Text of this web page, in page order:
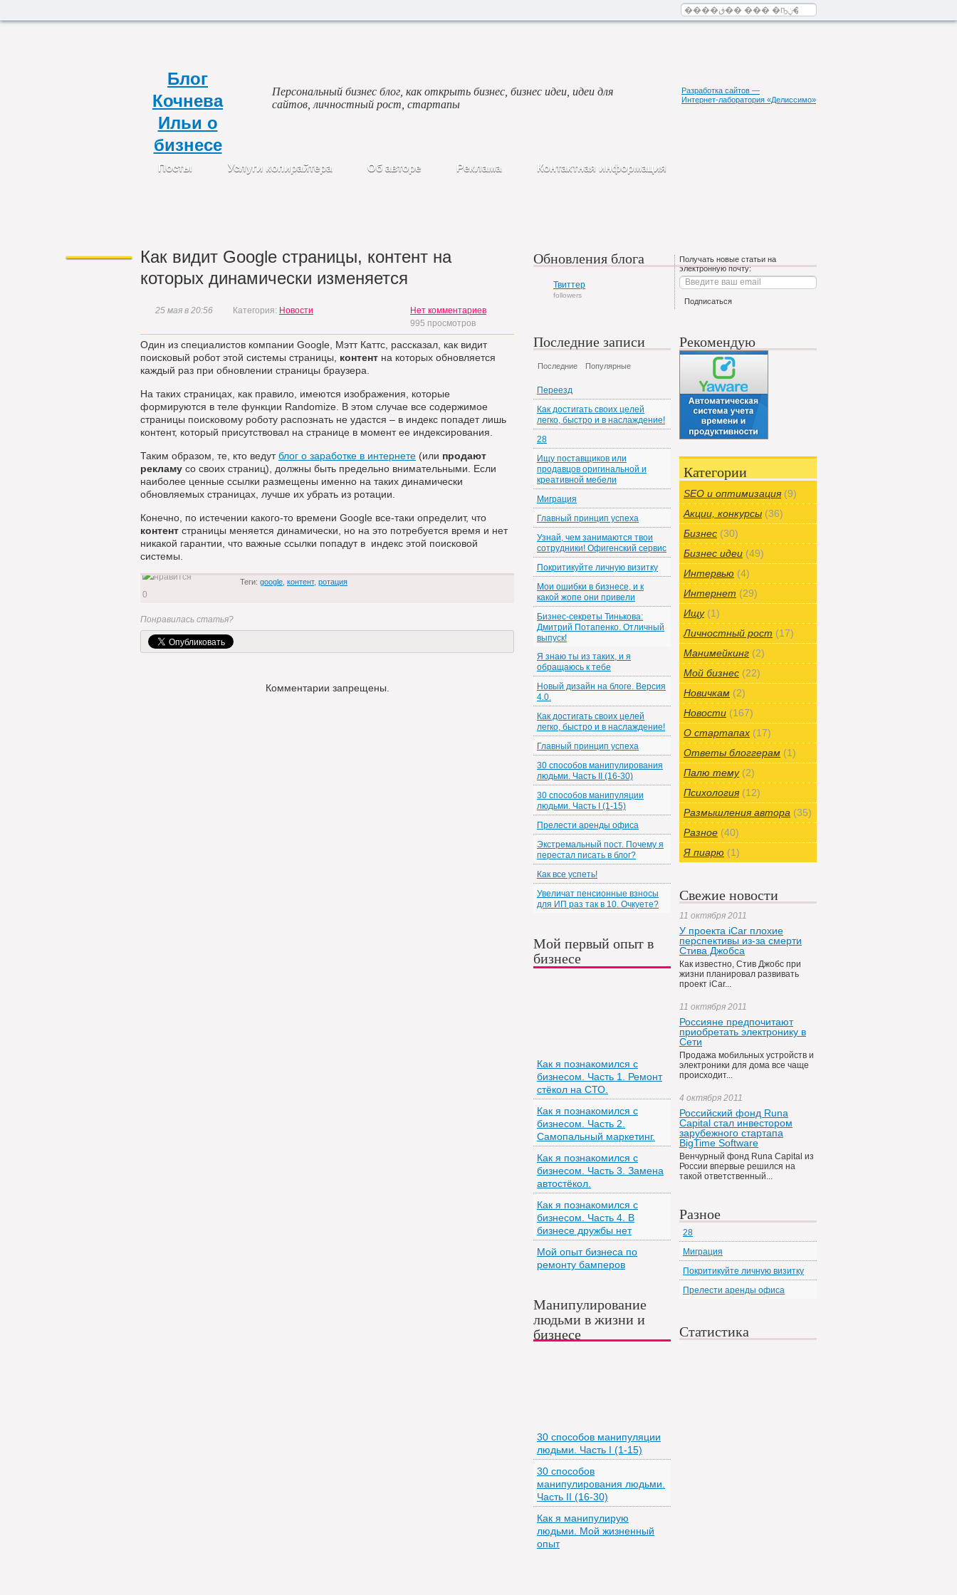
Как видит Google страницы, контент на
которых динамически изменяется
25 мая в 20:56 Категория: Новости
Нет комментариев
995 просмотров
Один из специалистов компании Google, Мэтт Каттс, рассказал, как видит
поисковый робот этой системы страницы, контент на которых обновляется
каждый раз при обновлении страницы браузера.
На таких страницах, как правило, имеются изображения, которые
формируются в теле функции Randomize. В этом случае все содержимое
страницы поисковому роботу распознать не удастся – в индекс попадет лишь
контент, который присутствовал на странице в момент ее индексирования.
Таким образом, те, кто ведутблог о заработке в интернете (или продают
рекламу со своих страниц), должны быть предельно внимательными. Если
наиболее ценные ссылки размещены именно на таких динамически
обновляемых страницах, лучше их убрать из ротации.
Конечно, по истечении какого-то времени Google все-таки определит, что
контент страницы меняется динамически, но на это потребуется время и нет
никакой гарантии, что важные ссылки попадут в индекс этой поисковой
системы.
0
Теги: google контент, ротация
Понравилась статья?
Комментарии запрещены.
Обновления блога
Твиттер
followers
Получать новые статьи на
электронную почту:
Последние записи
Последние Популярные
Переезд
Как достигать своих целей
легко, быстро и в наслаждение!
28
Ищу поставщиков или
продавцов оригинальной и
креативной мебели
Миграция
Главный принцип успеха
Узнай, чем занимаются твои
сотрудники! Офигенский сервис
Покритикуйте личную визитку
Мои ошибки в бизнесе, и к
какой жопе они привели
Бизнес-секреты Тинькова:
Дмитрий Потапенко. Отличный
выпуск!
Я знаю ты из таких, и я
обращаюсь к тебе
Новый дизайн на блоге. Версия
4.0.
Как достигать своих целей
легко, быстро и в наслаждение!
Главный принцип успеха
30 способов манипулирования
людьми. Часть II (16-30)
30 способов манипуляции
людьми. Часть I (1-15)
Прелести аренды офиса
Экстремальный пост. Почему я
перестал писать в блог?
Как все успеть!
Увеличат пенсионные взносы
для ИП раз так в 10. Очкуете?
Мой первый опыт в
бизнесе
Как я познакомился с
бизнесом. Часть 1. Ремонт
стёкол на СТО.
Как я познакомился с
бизнесом. Часть 2.
Самопальный маркетинг.
Как я познакомился с
бизнесом. Часть 3. Замена
автостёкол.
Как я познакомился с
бизнесом. Часть 4. В
бизнесе дружбы нет
Мой опыт бизнеса по
ремонту бамперов
Манипулирование
людьми в жизни и
бизнесе
30 способов манипуляции
людьми. Часть I (1-15)
30 способов
манипулирования людьми.
Часть II (16-30)
Как я манипулирую
людьми. Мой жизненный
опыт
Рекомендую
Категории
SEO и оптимизация (9)
Акции, конкурсы (36)
Бизнес (30)
Бизнес идеи (49)
Интервью (4)
Интернет (29)
Ищу (1)
Личностный рост (17)
Манимейкинг (2)
Мой бизнес (22)
Новичкам (2)
Новости (167)
О стартапах (17)
Ответы блоггерам (1)
Палю тему (2)
Психология (12)
Размышления автора (35)
Разное (40)
Я пиарю (1)
Свежие новости
11 октября 2011
У проекта iCar плохие
перспективы из-за смерти
Стива Джобса
Как известно, Стив Джобс при
жизни планировал развивать
проект iCar...
11 октября 2011
Россияне предпочитают
приобретать электронику в
Сети
Продажа мобильных устройств и
электроники для дома все чаще
происходит...
4 октября 2011
Российский фонд Runa
Capital стал инвестором
зарубежного стартапа
BigTime Software
Венчурный фонд Runa Capital из
России впервые решился на
такой ответственный...
Разное
28
Миграция
Покритикуйте личную визитку
Прелести аренды офиса
Статистика
Разработка сайтов —
Интернет-лаборатория «Делиссимо»
Блог
Кочнева
Ильи о
бизнесе
Персональный бизнес блог, как открыть бизнес, бизнес идеи, идеи для
сайтов, личностный рост, стартапы
Посты Услуги копирайтера Об авторе Реклама Контактная информация